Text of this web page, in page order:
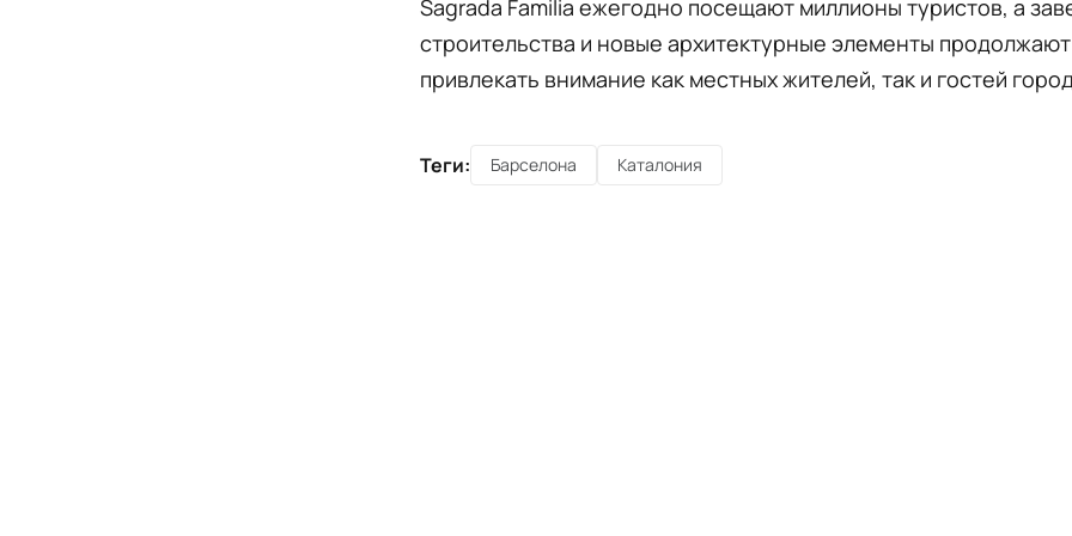
Sagrada Familia ежегодно посещают миллионы туристов, а
строительства и новые архитектурные элементы продолжают
привлекать внимание как местных жителей, так и гостей
Теги: Барселона Каталония